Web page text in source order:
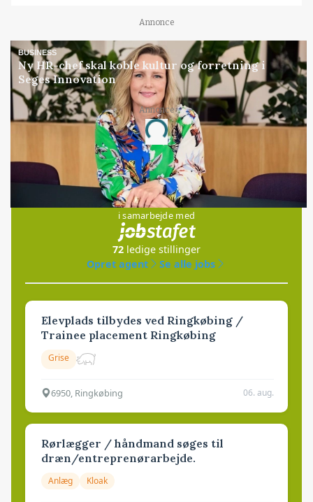
Annonce
BUSINESS
Ny HR-chef skal koble kultur og forretning i
Seges Innovation
Annonce
Loading...
Jobs
i samarbejde med
72 ledige stillinger
Opret agent
Se alle jobs
Elevplads tilbydes ved Ringkøbing /
Trainee placement Ringkøbing
Grise
6950, Ringkøbing 06. aug.
Rørlægger / håndmand søges til
dræn/entreprenørarbejde.
Anlæg Kloak